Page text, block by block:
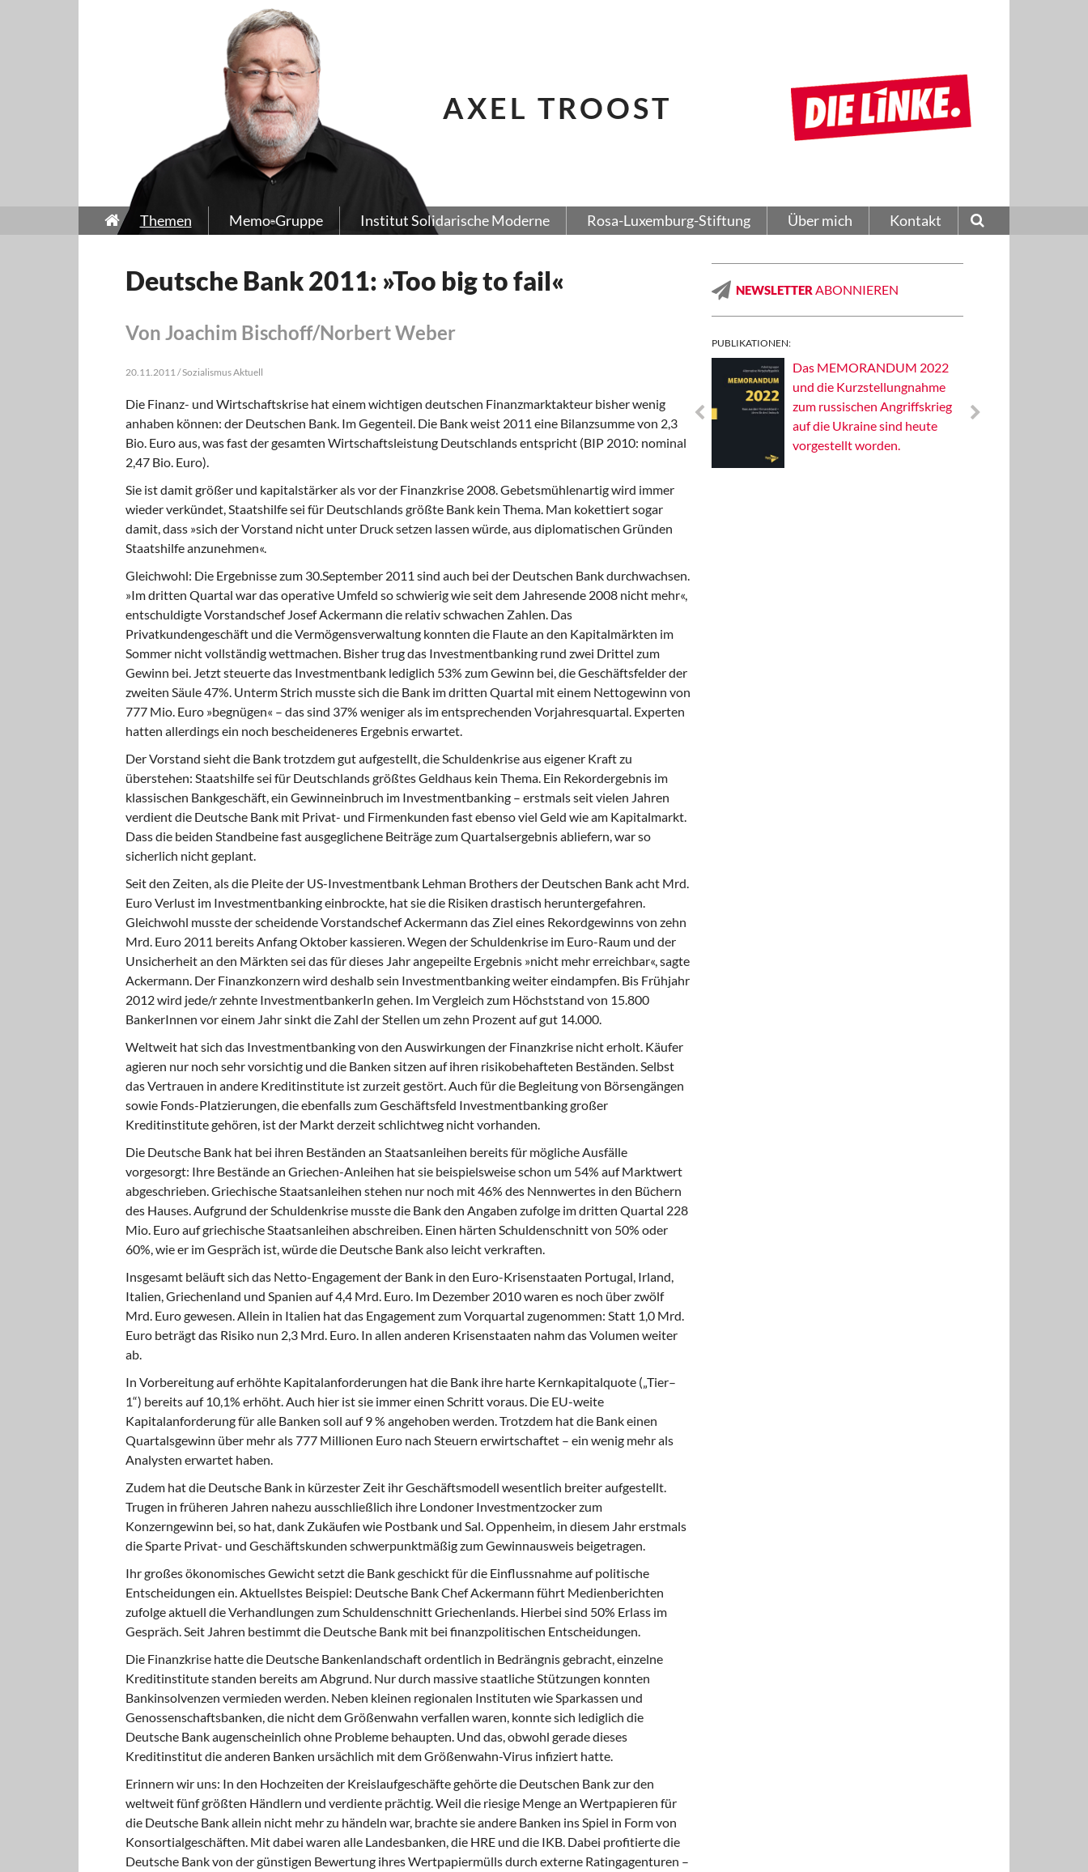
AXEL TROOST
Themen Memo-Gruppe Institut Solidarische Moderne Rosa-Luxemburg-Stiftung Über mich Kontakt
Deutsche Bank 2011: »Too big to fail«
Von Joachim Bischoff/Norbert Weber
20.11.2011 / Sozialismus Aktuell
Die Finanz- und Wirtschaftskrise hat einem wichtigen deutschen Finanzmarktakteur bisher wenig
anhaben können: der Deutschen Bank. Im Gegenteil. Die Bank weist 2011 eine Bilanzsumme von 2,3
Bio. Euro aus, was fast der gesamten Wirtschaftsleistung Deutschlands entspricht (BIP 2010: nominal
2,47 Bio. Euro).
Sie ist damit größer und kapitalstärker als vor der Finanzkrise 2008. Gebetsmühlenartig wird immer
wieder verkündet, Staatshilfe sei für Deutschlands größte Bank kein Thema. Man kokettiert sogar
damit, dass »sich der Vorstand nicht unter Druck setzen lassen würde, aus diplomatischen Gründen
Staatshilfe anzunehmen«.
Gleichwohl: Die Ergebnisse zum 30.September 2011 sind auch bei der Deutschen Bank durchwachsen.
»Im dritten Quartal war das operative Umfeld so schwierig wie seit dem Jahresende 2008 nicht mehr«,
entschuldigte Vorstandschef Josef Ackermann die relativ schwachen Zahlen. Das
Privatkundengeschäft und die Vermögensverwaltung konnten die Flaute an den Kapitalmärkten im
Sommer nicht vollständig wettmachen. Bisher trug das Investmentbanking rund zwei Drittel zum
Gewinn bei. Jetzt steuerte das Investmentbank lediglich 53% zum Gewinn bei, die Geschäftsfelder der
zweiten Säule 47%. Unterm Strich musste sich die Bank im dritten Quartal mit einem Nettogewinn von
777 Mio. Euro »begnügen« – das sind 37% weniger als im entsprechenden Vorjahresquartal. Experten
hatten allerdings ein noch bescheideneres Ergebnis erwartet.
Der Vorstand siehtdie Bank trotzdem gut aufgestellt, die Schuldenkrise aus eigener Kraft zu
überstehen: Staatshilfe sei für Deutschlands größtes Geldhaus kein Thema. Ein Rekordergebnis im
klassischen Bankgeschäft, ein Gewinneinbruch im Investmentbanking – erstmals seit vielen Jahren
verdient die Deutsche Bank mit Privat- und Firmenkunden fast ebenso viel Geld wie am Kapitalmarkt.
Dass die beiden Standbeine fast ausgeglichene Beiträge zum Quartalsergebnis abliefern, war so
sicherlich nicht geplant.
Seit den Zeiten,als die Pleite der US-Investmentbank Lehman Brothers der Deutschen Bank acht Mrd.
Euro Verlust im Investmentbanking einbrockte, hat sie die Risiken drastisch heruntergefahren.
Gleichwohl musste der scheidende Vorstandschef Ackermann das Ziel eines Rekordgewinns von zehn
Mrd. Euro 2011 bereits Anfang Oktober kassieren. Wegen der Schuldenkrise im Euro-Raum und der
Unsicherheit an den Märkten sei das für dieses Jahr angepeilte Ergebnis »nicht mehr erreichbar«, sagte
Ackermann. Der Finanzkonzern wird deshalb sein Investmentbanking weiter eindampfen. Bis Frühjahr
2012 wird jede/r zehnte InvestmentbankerIn gehen. Im Vergleich zum Höchststand von 15.800
BankerInnen vor einem Jahr sinkt die Zahl der Stellen um zehn Prozent auf gut 14.000.
Weltweit hat sich das Investmentbanking von den Auswirkungen der Finanzkrise nicht erholt. Käufer
agieren nur noch sehr vorsichtig und die Banken sitzen auf ihren risikobehafteten Beständen. Selbst
das Vertrauen in andere Kreditinstitute ist zurzeit gestört. Auch für die Begleitung von Börsengängen
sowie Fonds-Platzierungen, die ebenfalls zum Geschäftsfeld Investmentbanking großer
Kreditinstitute gehören, ist der Markt derzeit schlichtweg nicht vorhanden.
Die Deutsche Bankhat bei ihren Beständen an Staatsanleihen bereits für mögliche Ausfälle
vorgesorgt: Ihre Bestände an Griechen-Anleihen hat sie beispielsweise schon um 54% auf Marktwert
abgeschrieben. Griechische Staatsanleihen stehen nur noch mit 46% des Nennwertes in den Büchern
des Hauses. Aufgrund der Schuldenkrise musste die Bank den Angaben zufolge im dritten Quartal 228
Mio. Euro auf griechische Staatsanleihen abschreiben. Einen härten Schuldenschnitt von 50% oder
60%, wie er im Gespräch ist, würde die Deutsche Bank also leicht verkraften.
Insgesamt beläuftsich das Netto-Engagement der Bank in den Euro-Krisenstaaten Portugal, Irland,
Italien, Griechenland und Spanien auf 4,4 Mrd. Euro. Im Dezember 2010 waren es noch über zwölf
Mrd. Euro gewesen. Allein in Italien hat das Engagement zum Vorquartal zugenommen: Statt 1,0 Mrd.
Euro beträgt das Risiko nun 2,3 Mrd. Euro. In allen anderen Krisenstaaten nahm das Volumen weiter
ab.
In Vorbereitung auferhöhte Kapitalanforderungen hat die Bank ihre harte Kernkapitalquote („Tier–
1“) bereits auf 10,1% erhöht. Auch hier ist sie immer einen Schritt voraus. Die EU-weite
Kapitalanforderung für alle Banken soll auf 9 % angehoben werden. Trotzdem hat die Bank einen
Quartalsgewinn über mehr als 777 Millionen Euro nach Steuern erwirtschaftet – ein wenig mehr als
Analysten erwartet haben.
Zudem hat dieDeutsche Bank in kürzester Zeit ihr Geschäftsmodell wesentlich breiter aufgestellt.
Trugen in früheren Jahren nahezu ausschließlich ihre Londoner Investmentzocker zum
Konzerngewinn bei, so hat, dank Zukäufen wie Postbank und Sal. Oppenheim, in diesem Jahr erstmals
die Sparte Privat- und Geschäftskunden schwerpunktmäßig zum Gewinnausweis beigetragen.
Ihr großes ökonomischesGewicht setzt die Bank geschickt für die Einflussnahme auf politische
Entscheidungen ein. Aktuellstes Beispiel: Deutsche Bank Chef Ackermann führt Medienberichten
zufolge aktuell die Verhandlungen zum Schuldenschnitt Griechenlands. Hierbei sind 50% Erlass im
Gespräch. Seit Jahren bestimmt die Deutsche Bank mit bei finanzpolitischen Entscheidungen.
Die Finanzkrise hattedie Deutsche Bankenlandschaft ordentlich in Bedrängnis gebracht, einzelne
Kreditinstitute standen bereits am Abgrund. Nur durch massive staatliche Stützungen konnten
Bankinsolvenzen vermieden werden. Neben kleinen regionalen Instituten wie Sparkassen und
Genossenschaftsbanken, die nicht dem Größenwahn verfallen waren, konnte sich lediglich die
Deutsche Bank augenscheinlich ohne Probleme behaupten. Und das, obwohl gerade dieses
Kreditinstitut die anderen Banken ursächlich mit dem Größenwahn-Virus infiziert hatte.
Erinnern wir uns: In den Hochzeiten der Kreislaufgeschäfte gehörte die Deutschen Bank zur den
weltweit fünf größten Händlern und verdiente prächtig. Weil die riesige Menge an Wertpapieren für
die Deutsche Bank allein nicht mehr zu händeln war, brachte sie andere Banken ins Spiel in Form von
Konsortialgeschäften. Mit dabei waren alle Landesbanken, die HRE und die IKB. Dabei profitierte die
Deutsche Bank von der günstigen Bewertung ihres Wertpapiermülls durch externe Ratingagenturen –
NEWSLETTER ABONNIEREN
PUBLIKATIONEN:
Das MEMORANDUM 2022
und die Kurzstellungnahme
zum russischen Angriffskrieg
auf die Ukraine sind heute
vorgestellt worden.